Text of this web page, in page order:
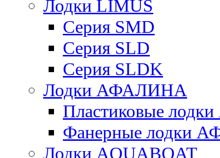
Лодки LIMUS
Серия SMD
Серия SLD
Серия SLDK
Лодки АФАЛИНА
Пластиковые
Фанерные лодки
Лодки AQUABOAT